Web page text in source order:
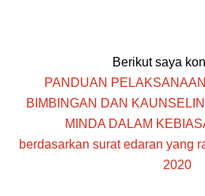
Berikut saya
PANDUAN
BIMBINGAN DAN
MINDA DALAM
berdasarkan surat edaran yang
2020